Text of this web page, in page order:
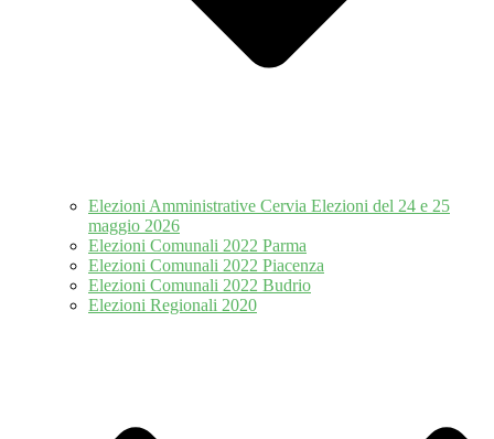
Elezioni Amministrative Cervia Elezioni del 24 e 25
maggio 2026
Elezioni Comunali 2022 Parma
Elezioni Comunali 2022 Piacenza
Elezioni Comunali 2022 Budrio
Elezioni Regionali 2020